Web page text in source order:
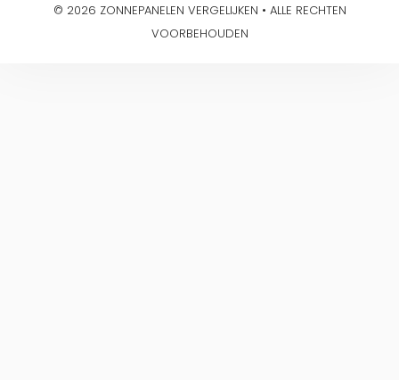
© 2026 ZONNEPANELEN VERGELIJKEN • ALLE RECHTEN
VOORBEHOUDEN